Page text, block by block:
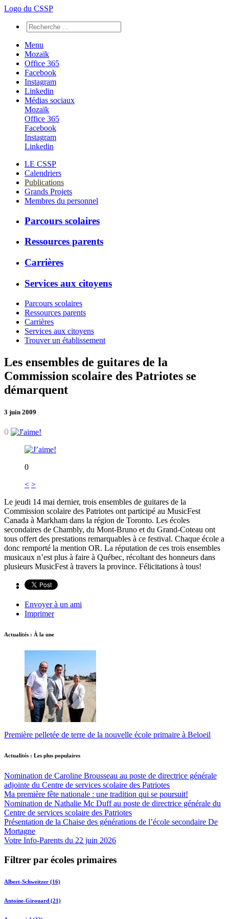
Logo du CSSP
Menu
Mozaïk
Office 365
Facebook
Instagram
Linkedin
Médias sociaux
Mozaïk
Office 365
Facebook
Instagram
Linkedin
LE CSSP
Calendriers
Publications
Grands Projets
Membres du personnel
Parcours scolaires
Ressources parents
Carrières
Services aux citoyens
Parcours scolaires
Ressources parents
Carrières
Services aux citoyens
Trouver un établissement
Les ensembles de guitares de la
Commission scolaire des Patriotes se
démarquent
3 juin 2009
0
0
< >
Le jeudi 14 mai dernier, trois ensembles de guitares de la
Commission scolaire des Patriotes ont participé au MusicFest
Canada à Markham dans la région de Toronto. Les écoles
secondaires de Chambly, du Mont-Bruno et du Grand-Coteau ont
tous offert des prestations remarquables à ce festival. Chaque école a
donc remporté la mention OR. La réputation de ces trois ensembles
musicaux n’est plus à faire à Québec, récoltant des honneurs dans
plusieurs MusicFest à travers la province. Félicitations à tous!
Envoyer à un ami
Imprimer
Actualités : À la une
Première pelletée de terre de la nouvelle école primaire à Beloeil
Actualités : Les plus populaires
Nomination de Caroline Brousseau au poste de directrice générale
adjointe du Centre de services scolaire des Patriotes
Ma première fête nationale : une tradition qui se poursuit!
Nomination de Nathalie Mc Duff au poste de directrice générale du
Centre de services scolaire des Patriotes
Présentation de la Chaise des générations de l’école secondaire De
Mortagne
Votre Info-Parents du 22 juin 2026
Filtrer par écoles primaires
Albert-Schweitzer (16)
Antoine-Girouard (21)